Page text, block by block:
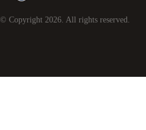
© Copyright 2026 . All rights reserved.